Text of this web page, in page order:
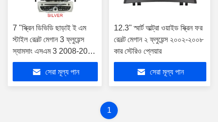
7 "স্ক্রিন ডিভিডি ছাড়াই ই এম
স্টাইল রেনল্ট মেগান 3 ফ্লুয়েন্স
স্যামসাং এসএম 3 2008-2014
গাড়ি স্টেরিওর জন্য
সেরা মূল্য পান
12.3" স্মার্ট আল্ট্রা ওয়াইড স্ক্রিন ফর
রেনল্ট মেগান ২ ফ্লুয়েন্স ২০০২-২০০৮
কার স্টেরিও প্লেয়ার
সেরা মূল্য পান
1